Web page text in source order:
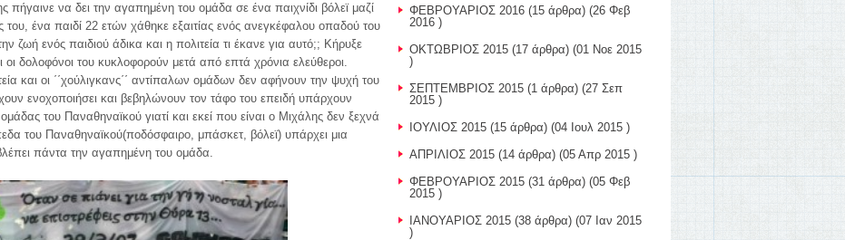
πήγαινε να δει την αγαπημένη του ομάδα σε ένα παιχνίδι βόλεϊ μαζί
του, ένα παιδί 22 ετών χάθηκε εξαιτίας ενός ανεγκέφαλου οπαδού του
ζωή ενός παιδιού άδικα και η πολιτεία τι έκανε για αυτό;; Κήρυξε
οι δολοφόνοι του κυκλοφορούν μετά από επτά χρόνια ελεύθεροι.
και οι ΄΄χούλιγκανς΄΄ αντίπαλων ομάδων δεν αφήνουν την ψυχή του
ενοχοποιήσει και βεβηλώνουν τον τάφο του επειδή υπάρχουν
του Παναθηναϊκού γιατί και εκεί που είναι ο Μιχάλης δεν ξεχνά
του Παναθηναϊκού(ποδόσφαιρο, μπάσκετ, βόλεϊ) υπάρχει μια
πάντα την αγαπημένη του ομάδα.
ΦΕΒΡΟΥΑΡΙΟΣ 2016 (15 άρθρα) (26 Φεβ
2016 )
ΟΚΤΩΒΡΙΟΣ 2015 (17 άρθρα) (01 Νοε 2015
)
ΣΕΠΤΕΜΒΡΙΟΣ 2015 (1 άρθρα) (27 Σεπ
2015 )
ΙΟΥΛΙΟΣ 2015 (15 άρθρα) (04 Ιουλ 2015 )
ΑΠΡΙΛΙΟΣ 2015 (14 άρθρα) (05 Απρ 2015 )
ΦΕΒΡΟΥΑΡΙΟΣ 2015 (31 άρθρα) (05 Φεβ
2015 )
ΙΑΝΟΥΑΡΙΟΣ 2015 (38 άρθρα) (07 Ιαν 2015
)